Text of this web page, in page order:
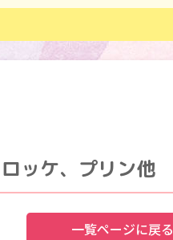
ッケ、プリン他
一覧ページに戻る